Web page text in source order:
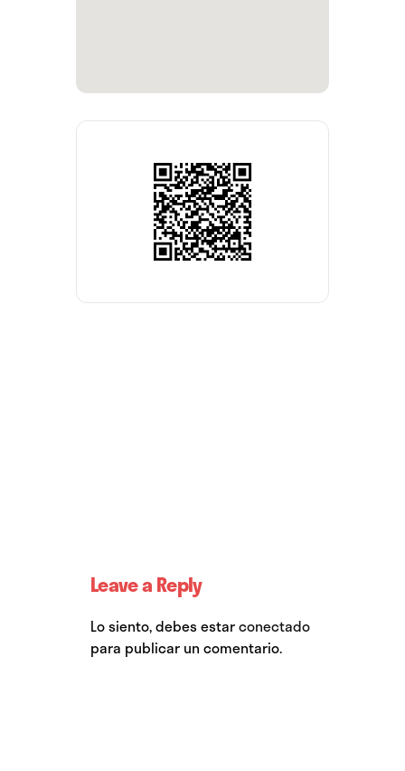
Leave a Reply
Lo siento, debes estarconectado
para publicar un comentario.